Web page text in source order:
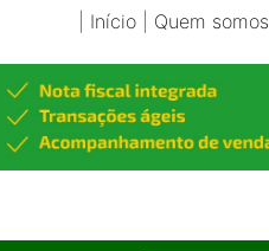
Início| Quem somos